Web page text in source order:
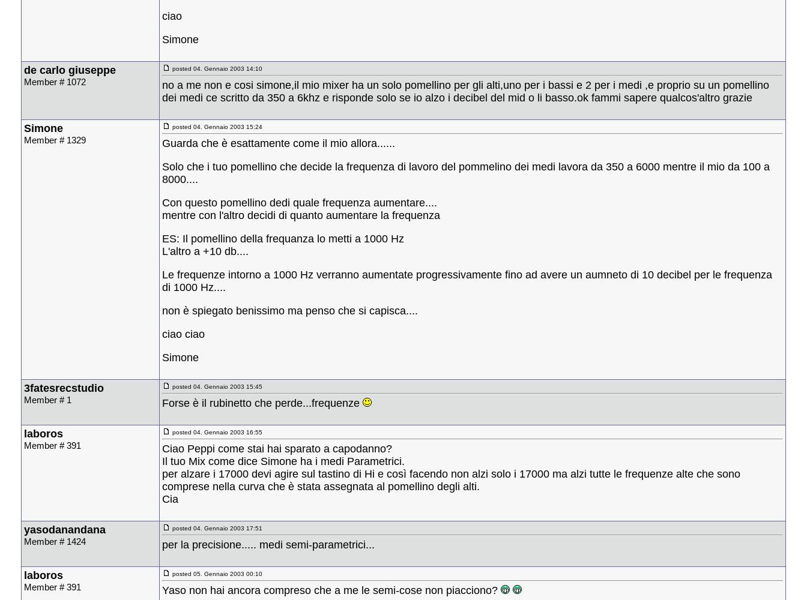
ciao
Simone
de carlo giuseppe
Member # 1072
posted 04. Gennaio 2003 14:10
no a me non e cosi simone,il mio mixer ha un solo pomellino per gli alti,uno per i bassi e 2 per i medi ,e proprio su un pomellino
dei medi ce scritto da 350 a 6khz e risponde solo se io alzo i decibel del mid o li basso.ok fammi sapere qualcos'altro grazie
Simone
Member # 1329
posted 04. Gennaio 2003 15:24
Guarda che è esattamente come il mio allora......
Solo che i tuo pomellino che decide la frequenza di lavoro del pommelino dei medi lavora da 350 a 6000 mentre il mio da 100 a
8000....
Con questo pomellino dedi quale frequenza aumentare....
mentre con l'altro decidi di quanto aumentare la frequenza
ES: Il pomellino della frequanza lo metti a 1000 Hz
L'altro a +10 db....
Le frequenze intorno a 1000 Hz verranno aumentate progressivamente fino ad avere un aumneto di 10 decibel per le frequenza
di 1000 Hz....
non è spiegato benissimo ma penso che si capisca....
ciao ciao
Simone
3fatesrecstudio
Member # 1
posted 04. Gennaio 2003 15:45
Forse è il rubinetto che perde...frequenze
laboros
Member # 391
posted 04. Gennaio 2003 16:55
Ciao Peppi come stai hai sparato a capodanno?
Il tuo Mix come dice Simone ha i medi Parametrici.
per alzare i 17000 devi agire sul tastino di Hi e così facendo non alzi solo i 17000 ma alzi tutte le frequenze alte che sono
comprese nella curva che è stata assegnata al pomellino degli alti.
Cia
yasodanandana
Member # 1424
posted 04. Gennaio 2003 17:51
per la precisione..... medi semi-parametrici...
laboros
Member # 391
posted 05. Gennaio 2003 00:10
Yaso non hai ancora compreso che a me le semi-cose non piacciono?